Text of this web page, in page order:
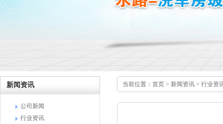
新闻资讯
公司新闻
行业资讯
当前位置： 首页 > 新闻资讯 > 行业资